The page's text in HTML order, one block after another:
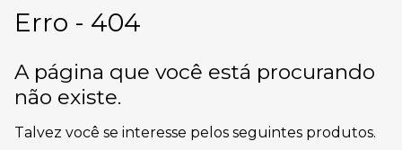
Erro - 404
A página que você está procurando
não existe.
Talvez você se interesse pelos seguintes produtos.